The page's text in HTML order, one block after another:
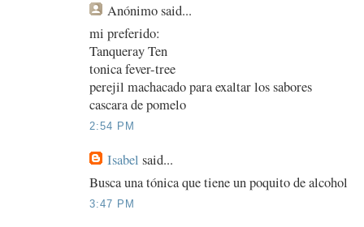
Anónimosaid...
mi preferido:
Tanqueray Ten
tonica fever-tree
perejil machacado para exaltar los sabores
cascara de pomelo
2:54 PM
Isabel said...
Busca una tónica que tiene un poquito de alcohol
3:47 PM